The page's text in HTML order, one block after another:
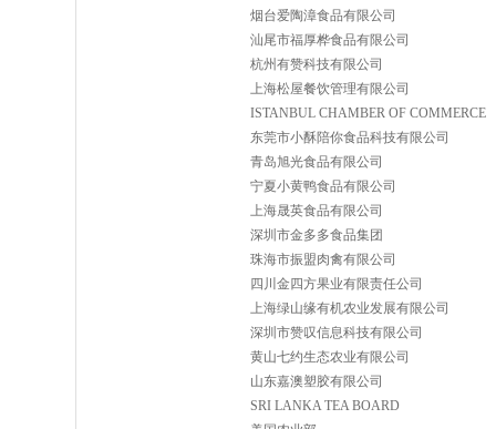
烟台爱陶漳食品有限公司
汕尾市福厚桦食品有限公司
杭州有赞科技有限公司
上海松屋餐饮管理有限公司
ISTANBUL CHAMBER OF COMMERCE
东莞市小酥陪你食品科技有限公司
青岛旭光食品有限公司
宁夏小黄鸭食品有限公司
上海晟英食品有限公司
深圳市金多多食品集团
珠海市振盟肉禽有限公司
四川金四方果业有限责任公司
上海绿山缘有机农业发展有限公司
深圳市赞叹信息科技有限公司
黄山七约生态农业有限公司
山东嘉澳塑胶有限公司
SRI LANKA TEA BOARD